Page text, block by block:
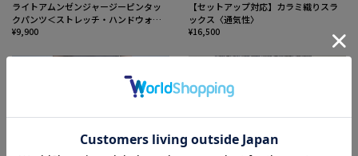
ライトアムンゼンジャージーピンタッ
クパンツ＜ストレッチ・ハンドウォッ
シャブル＞
¥9,900
【セットアップ対応】カラミ織りスラ
ックス〈通気性〉
¥16,500